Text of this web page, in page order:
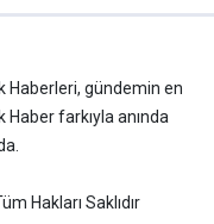
Haberleri, gündemin en
Haber farkıyla anında
Hakları Saklıdır